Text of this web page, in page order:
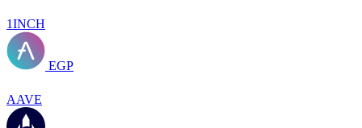
1INCH
EGP
AAVE